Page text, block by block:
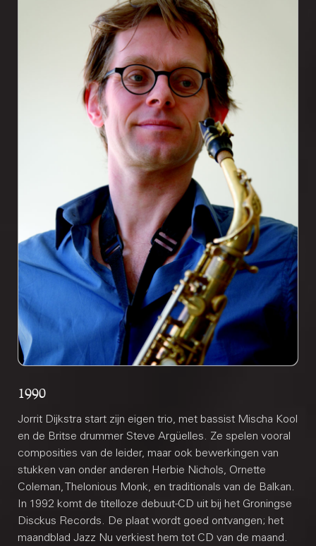
1990
Jorrit Dijkstra start zijn eigen trio, met bassist Mischa Kool
en de Britse drummer Steve Argüelles. Ze spelen vooral
composities van de leider, maar ook bewerkingen van
stukken van onder anderen Herbie Nichols, Ornette
Coleman, Thelonious Monk, en traditionals van de Balkan.
In 1992 komt de titelloze debuut-CD uit bij het Groningse
Disckus Records. De plaat wordt goed ontvangen; het
maandblad Jazz Nu verkiest hem tot CD van de maand.